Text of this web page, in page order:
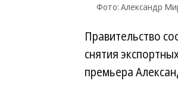
Фото: Александр
Правительство
снятия
премьера